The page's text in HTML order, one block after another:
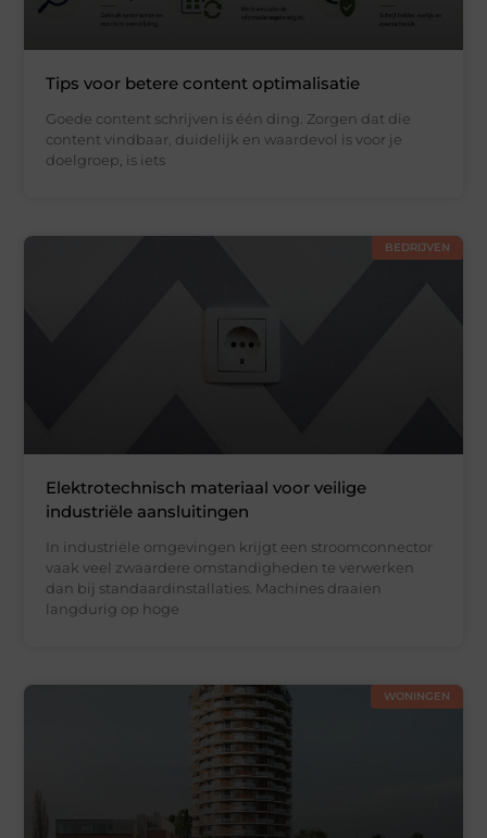
Tips voor betere content optimalisatie
Goede content schrijven is één ding. Zorgen dat die
content vindbaar, duidelijk en waardevol is voor je
doelgroep, is iets
BEDRIJVEN
Elektrotechnisch materiaal voor veilige
industriële aansluitingen
In industriële omgevingen krijgt een stroomconnector
vaak veel zwaardere omstandigheden te verwerken
dan bij standaardinstallaties. Machines draaien
langdurig op hoge
WONINGEN